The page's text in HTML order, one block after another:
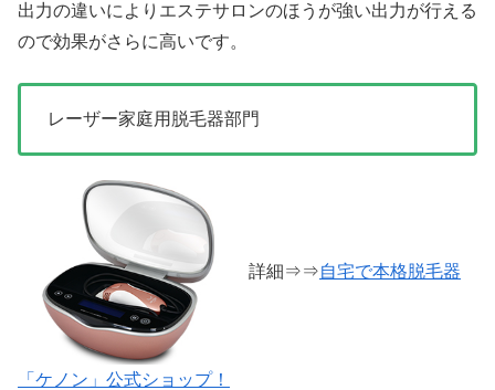
出力の違いによりエステサロンのほうが強い出力が行える
ので効果がさらに高いです。
レーザー家庭用脱毛器部門
詳細⇒⇒自宅で本格脱毛器
「ケノン」公式ショップ！